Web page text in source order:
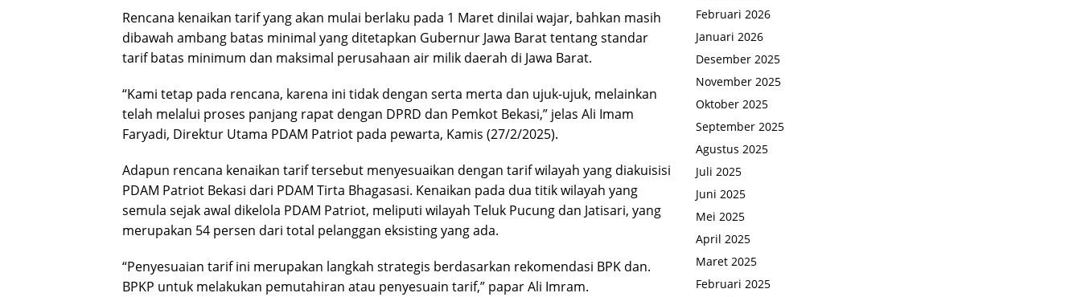
Rencana kenaikan tarif yang akan mulai berlaku pada 1 Maret dinilai wajar, bahkan masih
dibawah ambang batas minimal yang ditetapkan Gubernur Jawa Barat tentang standar
tarif batas minimum dan maksimal perusahaan air milik daerah di Jawa Barat.
“Kami tetap pada rencana, karena ini tidak dengan serta merta dan ujuk-ujuk, melainkan
telah melalui proses panjang rapat dengan DPRD dan Pemkot Bekasi,” jelas Ali Imam
Faryadi, Direktur Utama PDAM Patriot pada pewarta, Kamis (27/2/2025).
Adapun rencana kenaikan tarif tersebut menyesuaikan dengan tarif wilayah yang diakuisisi
PDAM Patriot Bekasi dari PDAM Tirta Bhagasasi. Kenaikan pada dua titik wilayah yang
semula sejak awal dikelola PDAM Patriot, meliputi wilayah Teluk Pucung dan Jatisari, yang
merupakan 54 persen dari total pelanggan eksisting yang ada.
“Penyesuaian tarif ini merupakan langkah strategis berdasarkan rekomendasi BPK dan.
BPKP untuk melakukan pemutahiran atau penyesuain tarif,” papar Ali Imram.
Februari 2026
Januari 2026
Desember 2025
November 2025
Oktober 2025
September 2025
Agustus 2025
Juli 2025
Juni 2025
Mei 2025
April 2025
Maret 2025
Februari 2025